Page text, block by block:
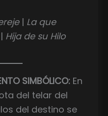
| La que
| Hija de su Hilo
SIMBÓLICO:En
del telar del
del destino se